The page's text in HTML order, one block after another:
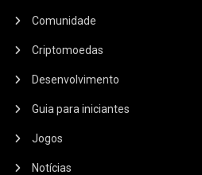
Comunidade
Criptomoedas
Desenvolvimento
Guia para iniciantes
Jogos
Notícias